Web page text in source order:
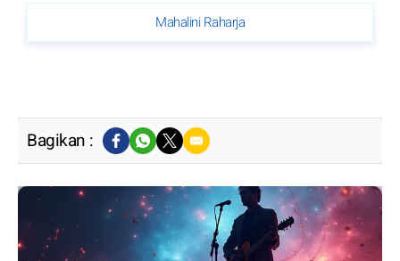
Mahalini Raharja
Bagikan :